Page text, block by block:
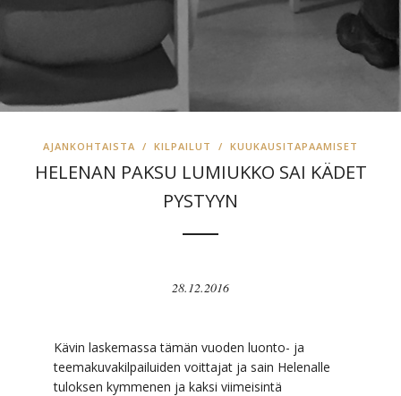
AJANKOHTAISTA / KILPAILUT / KUUKAUSITAPAAMISET
HELENAN PAKSU LUMIUKKO SAI KÄDET
PYSTYYN
28.12.2016
Kävin laskemassa tämän vuoden luonto- ja
teemakuvakilpailuiden voittajat ja sain Helenalle
tuloksen kymmenen ja kaksi viimeisintä